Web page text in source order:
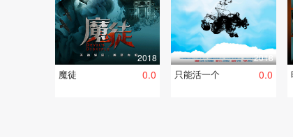
2018
魔徒 0.0
2018
只能活一个 0.0